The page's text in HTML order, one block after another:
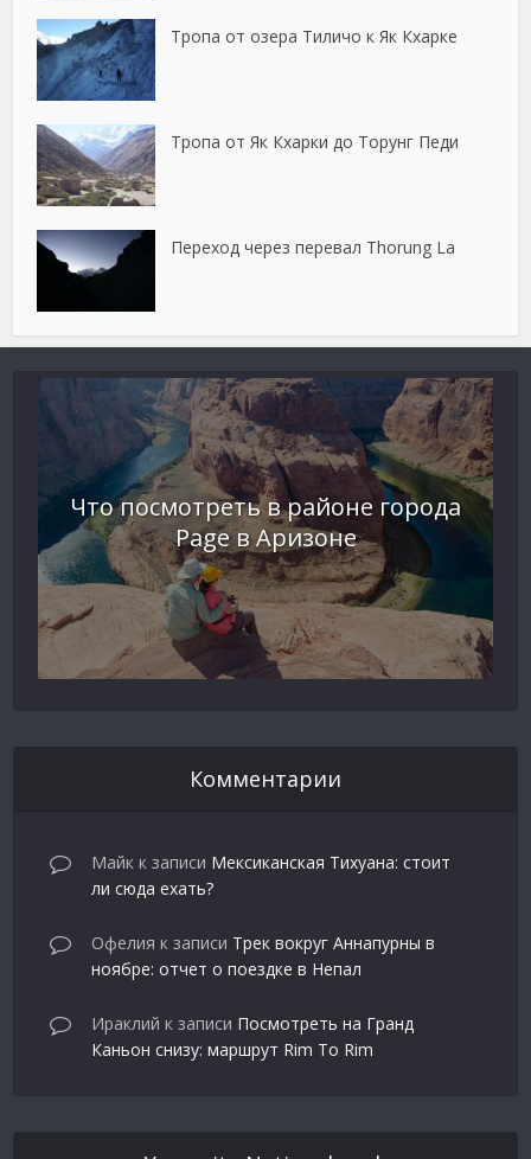
Тропа от озера Тиличо к Як Кхарке
Тропа от Як Кхарки до Торунг Педи
Переход через перевал Thorung La
Что посмотреть в районе города
Page в Аризоне
Комментарии
Майк к записи Мексиканская Тихуана: стоит
ли сюда ехать?
Офелия к записи Трек вокруг Аннапурны в
ноябре: отчет о поездке в Непал
Ираклий к записи Посмотреть на Гранд
Каньон снизу: маршрут Rim To Rim